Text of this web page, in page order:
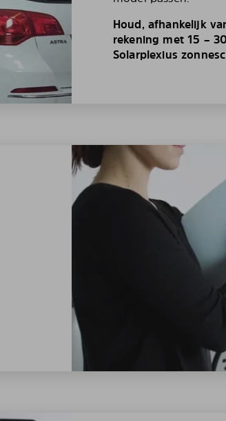
Houd, afhankelijk
rekening met 15 –
Solarplexius